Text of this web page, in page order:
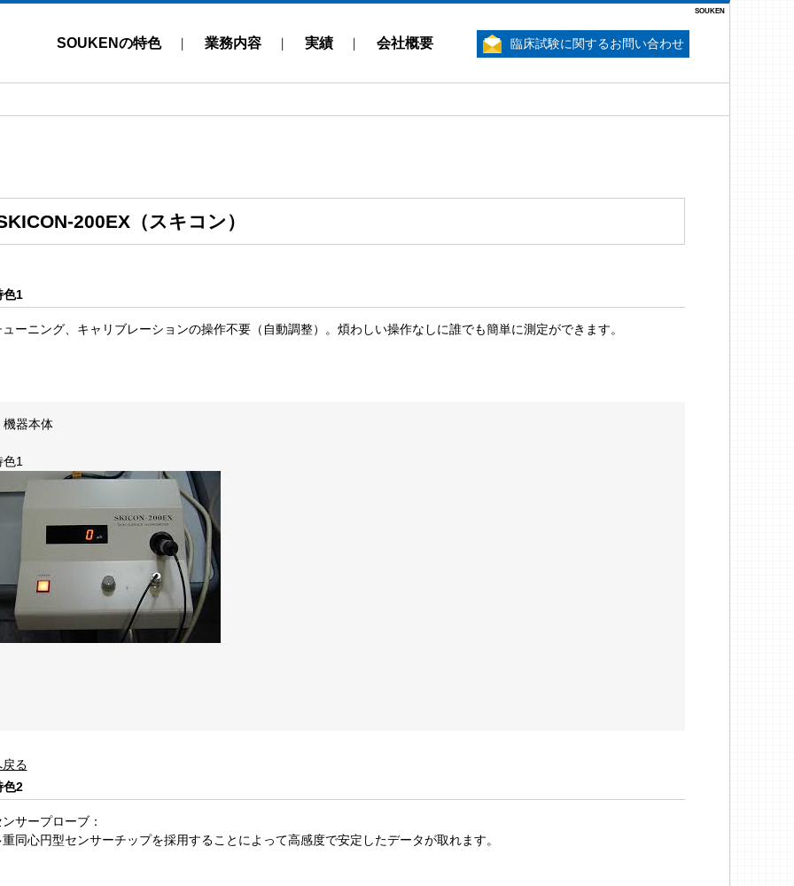
SOUKEN
SOUKENの特色 業務内容 実績 会社概要 臨床試験に関するお問い合わせ
200EX（スキコン）
色1
ーニング、キャリブレーションの操作不要（自動調整）。煩わしい操作なしに誰でも簡単に測定ができます。
機器本体
色1
る
色2
サープローブ：
同心円型センサーチップを採用することによって高感度で安定したデータが取れます。